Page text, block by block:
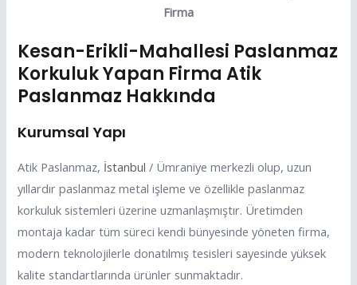
Firma
Kesan-Erikli-Mahallesi Paslanmaz
Korkuluk Yapan Firma Atik
Paslanmaz Hakkında
Kurumsal Yapı
Atik Paslanmaz, İstanbul / Ümraniye merkezli olup, uzun
yıllardır paslanmaz metal işleme ve özellikle paslanmaz
korkuluk sistemleri üzerine uzmanlaşmıştır. Üretimden
montaja kadar tüm süreci kendi bünyesinde yöneten firma,
modern teknolojilerle donatılmış tesisleri sayesinde yüksek
kalite standartlarında ürünler sunmaktadır.